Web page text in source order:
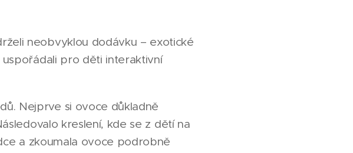
neobvyklou dodávku – exotické
pro děti interaktivní
Nejprve si ovoce důkladně
kreslení, kde se z dětí na
a zkoumala ovoce podrobně